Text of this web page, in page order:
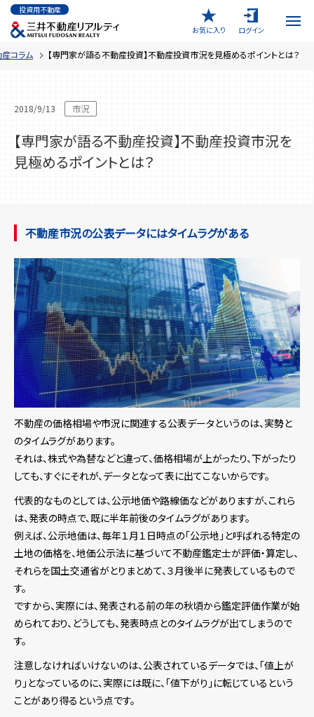
テ
ン
投資用不動産
お気に入り
ログイン
コラム 【専門家が語る不動産投資】不動産投資市況を見極めるポイントとは？
2018/9/13 市況
【専門家が語る不動産投資】不動産投資市況を
見極めるポイントとは？
不動産市況の公表データにはタイムラグがある
不動産の価格相場や市況に関連する公表データというのは、実勢と
のタイムラグがあります。
それは、株式や為替などと違って、価格相場が上がったり、下がったり
しても、すぐにそれが、データとなって表に出てこないからです。
代表的なものとしては、公示地価や路線価などがありますが、これら
は、発表の時点で、既に半年前後のタイムラグがあります。
例えば、公示地価は、毎年１月１日時点の「公示地」と呼ばれる特定の
土地の価格を、地価公示法に基づいて不動産鑑定士が評価・算定し、
それらを国土交通省がとりまとめて、３月後半に発表しているもので
す。
ですから、実際には、発表される前の年の秋頃から鑑定評価作業が始
められており、どうしても、発表時点とのタイムラグが出てしまうので
す。
注意しなければいけないのは、公表されているデータでは、「値上が
り」となっているのに、実際には既に、「値下がり」に転じているという
ことがあり得るという点です。